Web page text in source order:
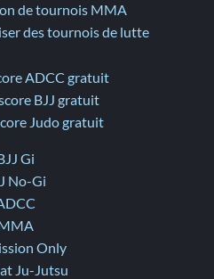
de tournois MMA
des tournois de lutte
ADCC gratuit
BJJ gratuit
Judo gratuit
Gi
No-Gi
Only
Ju-Jutsu